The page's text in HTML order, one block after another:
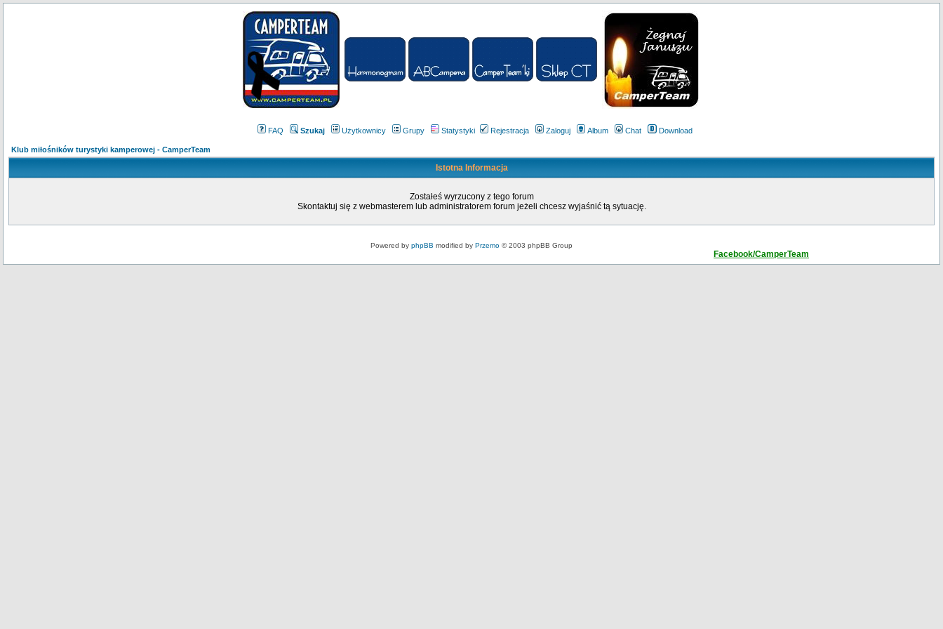
FAQ Szukaj Użytkownicy Grupy Statystyki Rejestracja Zaloguj Album Chat Download
Klub miłośników turystyki kamperowej - CamperTeam
Istotna Informacja
Zostałeś wyrzucony z tego forum
Skontaktuj się z webmasterem lub administratorem forum jeżeli chcesz wyjaśnić tą sytuację.
Powered by phpBB modified by Przemo © 2003 phpBB Group
Facebook/CamperTeam